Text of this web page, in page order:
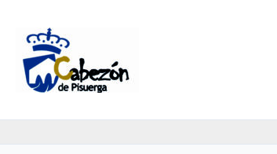
contenido